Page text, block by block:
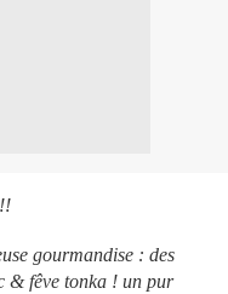
gourmandise : des
& fêve tonka ! un pur